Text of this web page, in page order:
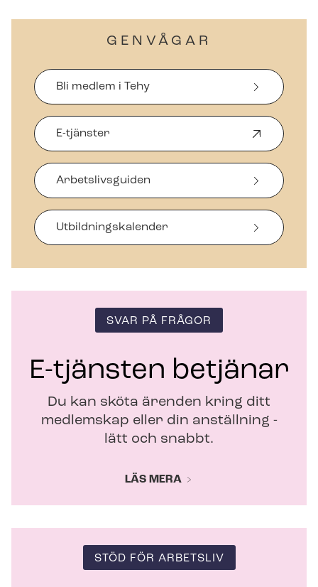
GENVÅGAR
Bli medlem i Tehy
E-tjänster
p
n
a
s
i
t
e
r
Arbetslivsguiden
Ut­bild­nings­ka­len­der
SVAR PÅ FRÅGOR
E-tjänsten betjänar
Du kan sköta ärenden kring ditt
medlemskap eller din anställning -
lätt och snabbt.
LÄS MERA
STÖD FÖR ARBETSLIV